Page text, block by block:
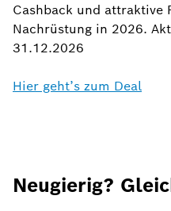
Cashback und attraktive
Nachrüstung in 2026.
31.12.2026
Hier geht’s zum Deal
Neugierig?